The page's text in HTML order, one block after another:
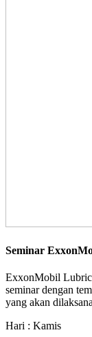
Seminar
ExxonMobil
seminar dengan
yang akan
Hari : Kamis